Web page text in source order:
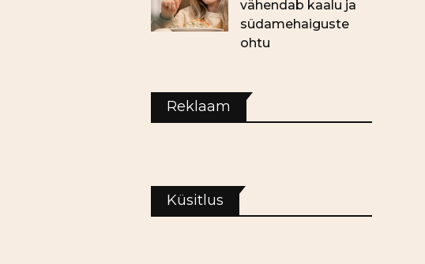
vähendab kaalu ja
südamehaiguste
ohtu
Reklaam
Küsitlus